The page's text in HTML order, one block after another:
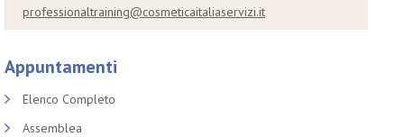
professionaltraining@cosmeticaitaliaservizi.it
Appuntamenti
Elenco Completo
Assemblea